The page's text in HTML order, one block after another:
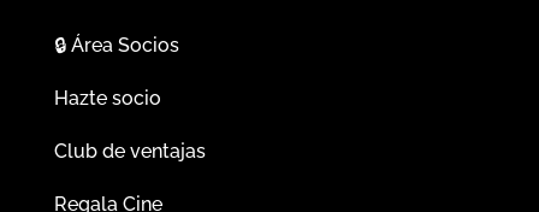
🔒Área Socios
Hazte socio
Club de ventajas
Regala Cine